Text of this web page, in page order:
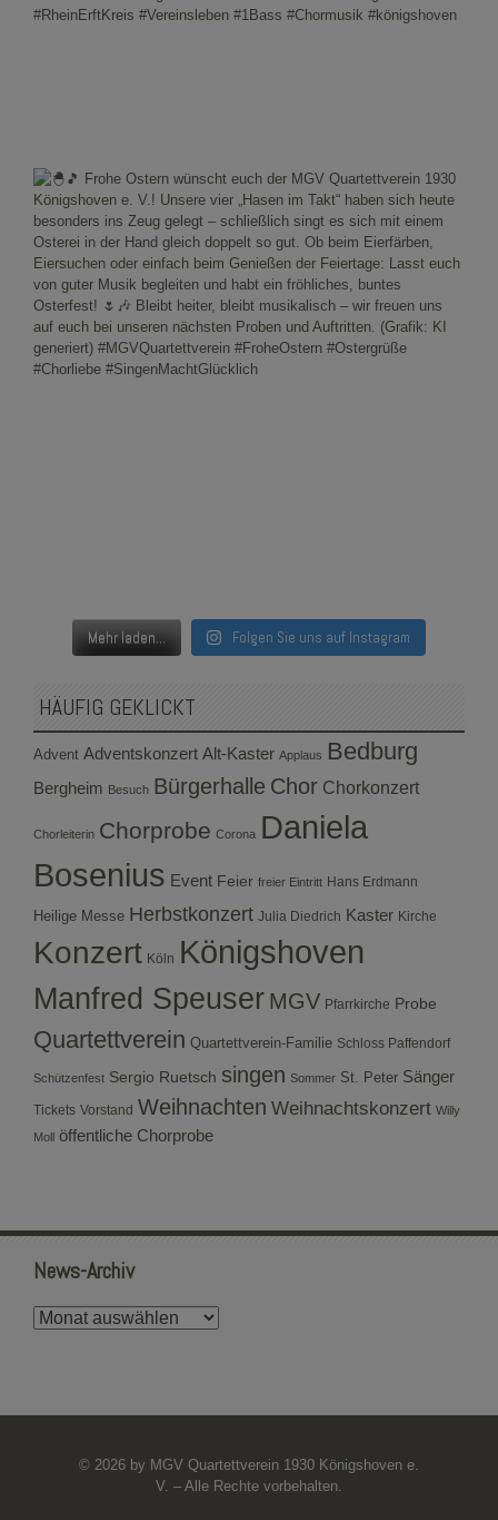
Mehr laden... Folgen Sie uns auf Instagram
HÄUFIG GEKLICKT
Advent Adventskonzert Alt-Kaster Applaus Bedburg
Bergheim Besuch Bürgerhalle Chor Chorkonzert
Chorleiterin Chorprobe Corona Daniela
Bosenius Event Feier freier Eintritt Hans Erdmann
Heilige Messe Herbstkonzert Julia Diedrich Kaster Kirche
Konzert Köln Königshoven
Manfred Speuser MGV Pfarrkirche Probe
Quartettverein Quartettverein-Familie Schloss Paffendorf
Schützenfest Sergio Ruetsch singen Sommer St. Peter Sänger
Tickets Vorstand Weihnachten Weihnachtskonzert Willy
Moll
öffentliche Chorprobe
News-Archiv
News-
© 2026 by MGV Quartettverein 1930 Königshoven e.
V. – Alle Rechte vorbehalten.